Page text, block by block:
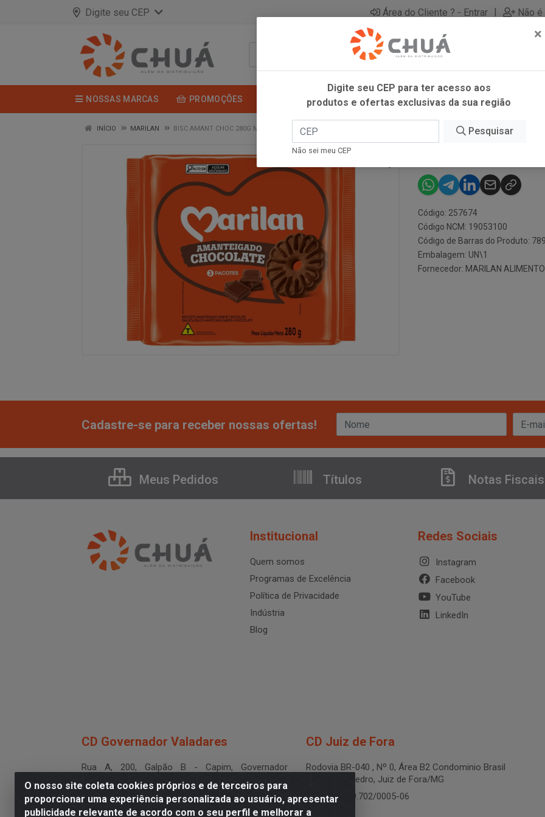
Digite seu CEP Área do Cliente ? - Entrar | Não
NOSSAS MARCAS PROMOÇÕES
INÍCIO MARILAN BISC AMANT CHOC 280G MARILAN
BISC
Código: 257674
Código NCM: 19053100
Código de Barras do Produto:
Embalagem: UN\1
Fornecedor: MARILAN
O nosso site coleta cookies próprios e de terceiros para
proporcionar uma experiência personalizada ao usuário, apresentar
publicidade relevante de acordo com o seu perfil e melhorar a
Cadastre-se para receber nossas ofertas!
Meus Pedidos Títulos Notas Fiscais
Institucional
Quem somos
Programas de Excelência
Política de Privacidade
Indústria
Blog
Redes Sociais
Instagram
Facebook
YouTube
LinkedIn
CD Governador Valadares
Rua A, 200, Galpão B - Capim, Governador
Valadares/MG - CEP 35.024-400
CNPJ 19.199.702/0003-36
CD Juiz de Fora
Rodovia BR-040 , Nº 0, Área B2 Condominio Brasil
LOG - São Pedro, Juiz de Fora/MG
CNPJ 19.199.702/0005-06
×
Digite seu CEP para ter acesso aos
produtos e ofertas exclusivas da sua região
Pesquisar
Não sei meu CEP